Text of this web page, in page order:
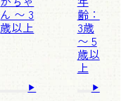
ん 〜 3
歳以上
齢：
3歳
〜 5
歳以
上